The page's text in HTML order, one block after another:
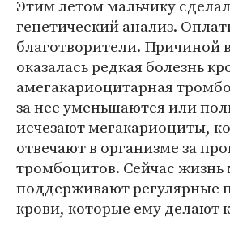
Этим летом мальчику
генетический анализ.
благотворители. Причиной
оказалась редкая болезнь
амегакариоцитарная
за нее уменьшаются или
исчезают мегакариоциты,
отвечают в организме за
тромбоцитов. Сейчас жизнь
поддерживают регулярные
крови, которые ему делают